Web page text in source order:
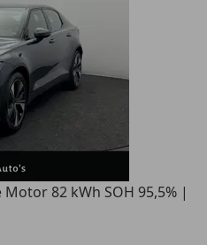
Motor 82 kWh SOH 95,5% |